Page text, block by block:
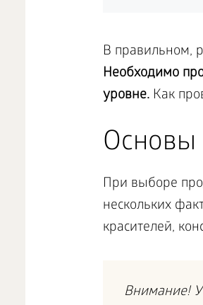
В правильном,
Необходимо
уровне.Как
Основы
При выборе
нескольких
красителей,
Внимание!